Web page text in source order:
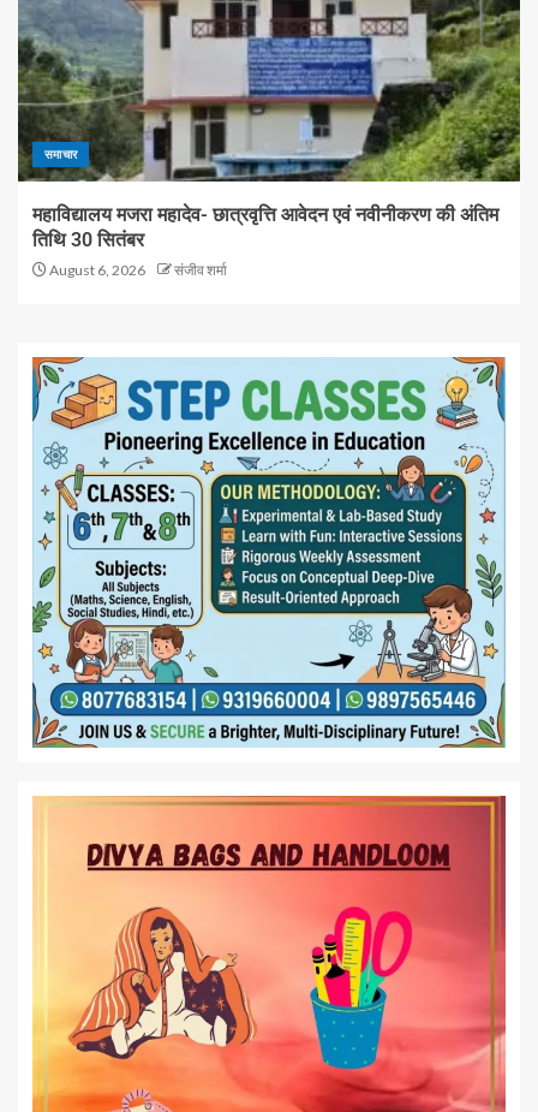
समाचार
महाविद्यालय मजरा महादेव- छात्रवृत्ति आवेदन एवं नवीनीकरण की अंतिम
तिथि 30 सितंबर
August 6, 2026 संजीव शर्मा